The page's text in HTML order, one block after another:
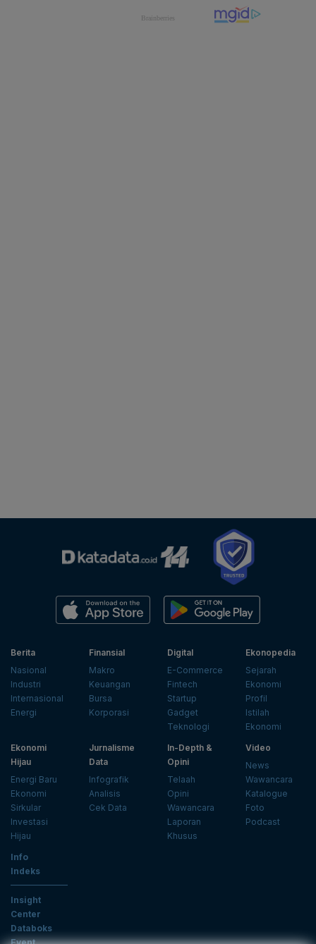
Berita
Nasional
Industri
Internasional
Energi
Finansial
Makro
Keuangan
Bursa
Korporasi
Digital
E-Commerce
Fintech
Startup
Gadget
Teknologi
Ekonopedia
Sejarah
Ekonomi
Profil
Istilah
Ekonomi
Ekonomi
Hijau
Energi Baru
Ekonomi
Sirkular
Investasi
Hijau
Jurnalisme
Data
Infografik
Analisis
Cek Data
In-Depth &
Opini
Telaah
Opini
Wawancara
Laporan
Khusus
Video
News
Wawancara
Katalogue
Foto
Podcast
Info
Indeks
Insight
Center
Databoks